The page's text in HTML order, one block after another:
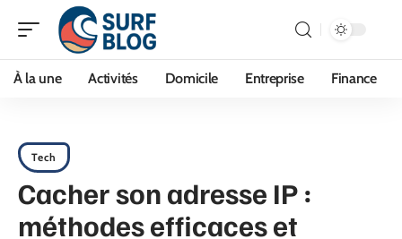
À la une Activités Domicile Entreprise Finance
Tech
Cacher son adresse IP :
méthodes efficaces et